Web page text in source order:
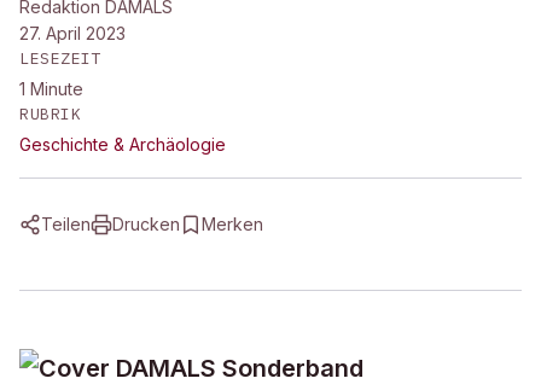
Redaktion DAMALS
27. April 2023
LESEZEIT
1 Minute
RUBRIK
Geschichte & Archäologie
Teilen Drucken Merken